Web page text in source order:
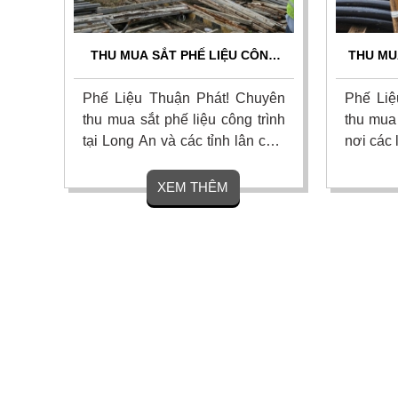
THU MUA SẮT PHẾ LIỆU CÔNG
TẬN NƠI
Phế Liệu Thuận Phát! Chuyên
thu mua sắt phế liệu công trình
tại Long An và các tỉnh lân cận.
thu gom nhanh gọn, thanh toán
một lần duy nhất. Hỗ trợ tháo
XEM THÊM
THU
Phế
thu
nơi các
Thiếc,
kiện
cũ,
Sóc